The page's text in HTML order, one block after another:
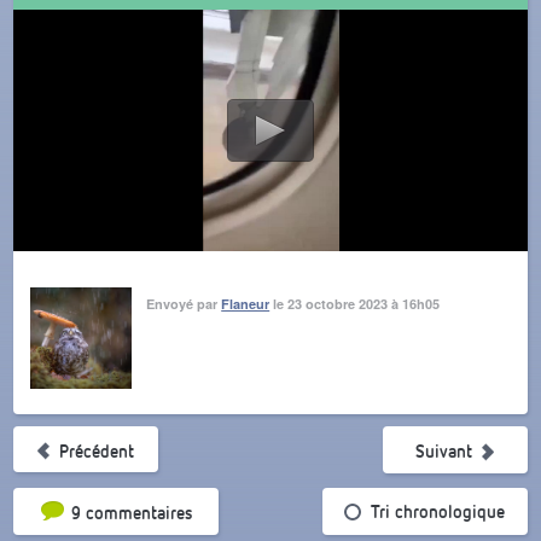
Envoyé parFlaneur le 23 octobre 2023 à 16h05
Précédent
9 commentairesTri par popularité Tri chronologique
Suivant